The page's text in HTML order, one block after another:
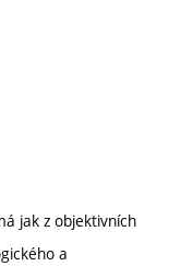
jak z objektivních
a